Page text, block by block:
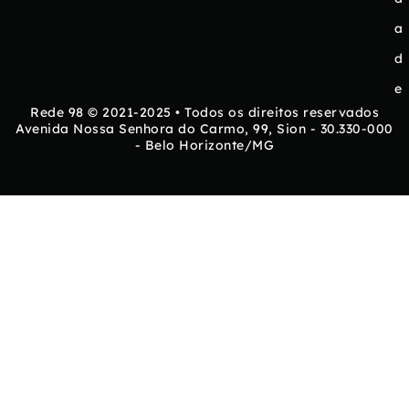
a
d
e
Rede 98 © 2021-2025 • Todos os direitos reservados
Avenida Nossa Senhora do Carmo, 99, Sion - 30.330-000
- Belo Horizonte/MG